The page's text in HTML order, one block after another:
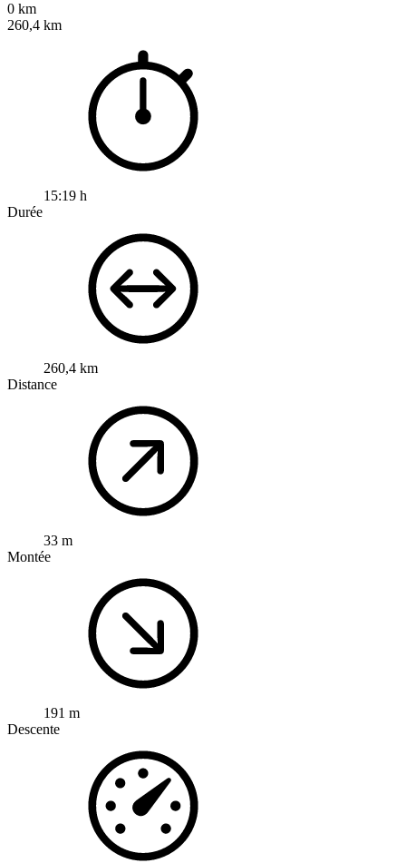
0 km
260,4 km
15:19 h
Durée
260,4 km
Distance
33 m
Montée
191 m
Descente